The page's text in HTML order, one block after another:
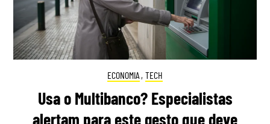
ECONOMIA , TECH
Usa o Multibanco? Especialistas
alertam para este gesto que deve